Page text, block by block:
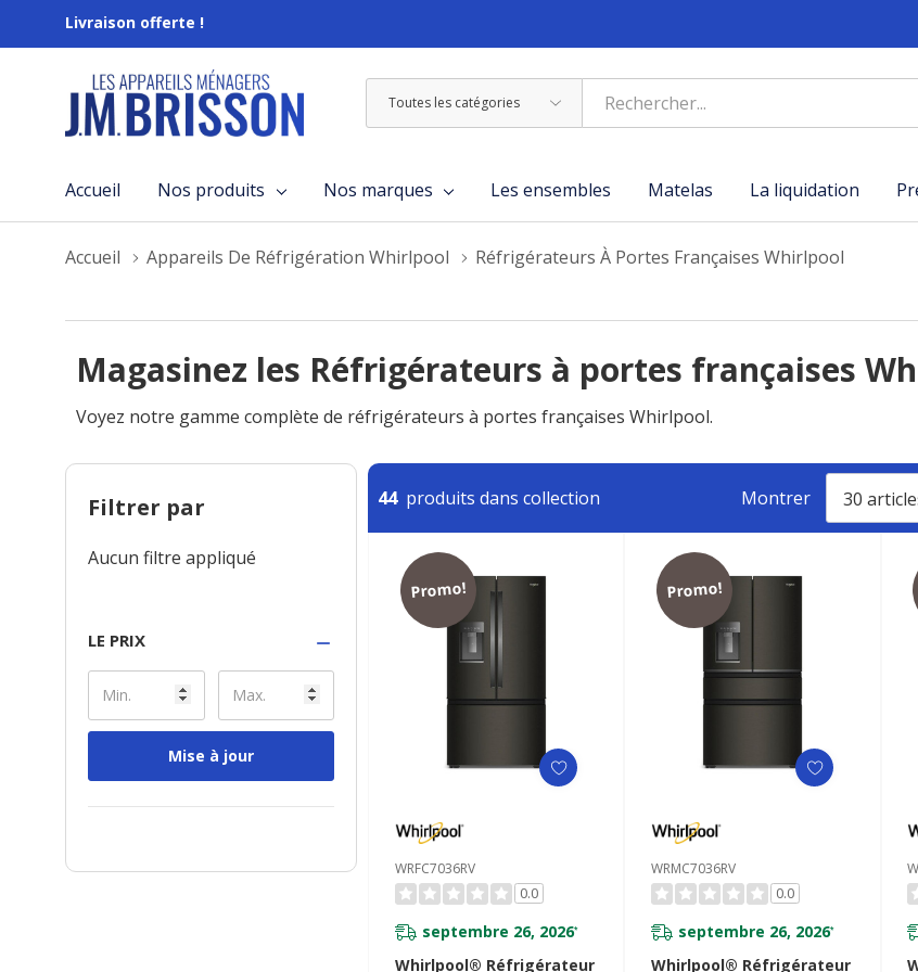
Livraison offerte !
Toutes
les
Rechercher
Accueil Nos produits Nos marques Les ensembles Matelas La liquidation
Accueil Appareils De Réfrigération Whirlpool Réfrigérateurs À Portes Françaises Whirlpool
Magasinez les Réfrigérateurs à portes françaises
Voyez notre gamme complète de réfrigérateurs à portes françaises Whirlpool.
Filtrer par
Aucun filtre appliqué
LE PRIX
Mise à jour
44produits dans collection Montrer
Promo!
WRFC7036RV
0.0
septembre 26, 2026*
Whirlpool® Réfrigérateur
Promo!
WRMC7036RV
0.0
septembre 26, 2026*
Whirlpool® Réfrigérateur